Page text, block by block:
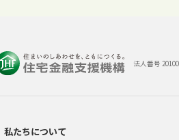
法人番号
私たちについて